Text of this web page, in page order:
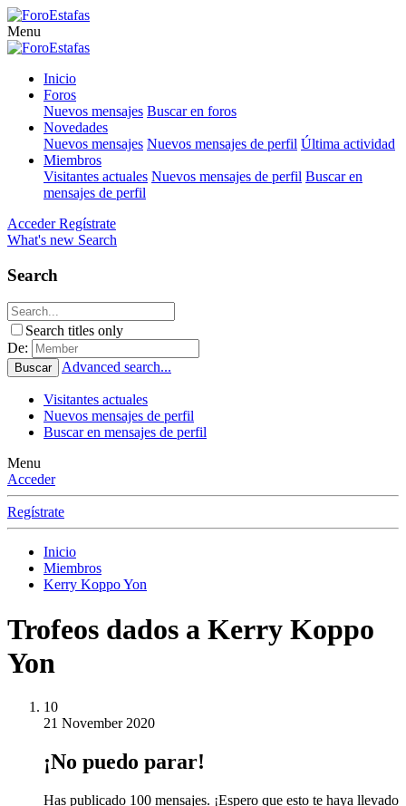
Menu
Inicio
Foros
Nuevos mensajes Buscar en foros
Novedades
Nuevos mensajes Nuevos mensajes de perfil Última actividad
Miembros
Visitantes actuales Nuevos mensajes de perfil Buscar en
mensajes de perfil
Acceder Regístrate
What's new Search
Search
Search titles only
De:
Buscar Advanced search...
Visitantes actuales
Nuevos mensajes de perfil
Buscar en mensajes de perfil
Menu
Acceder
Regístrate
Inicio
Miembros
Kerry Koppo Yon
Trofeos dados a Kerry Koppo
Yon
10
21 November 2020
¡No puedo parar!
Has publicado 100 mensajes. ¡Espero que esto te haya llevado